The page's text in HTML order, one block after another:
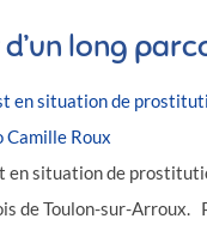
long
en situation de
de Toulon-sur-Arroux.